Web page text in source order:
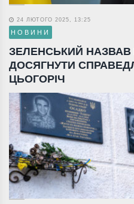
24 ЛЮТОГО 2025, 13:25
НОВИНИ
ЗЕЛЕНСЬКИЙ НАЗВАВ
ДОСЯГНУТИ
ЦЬОГОРІЧ